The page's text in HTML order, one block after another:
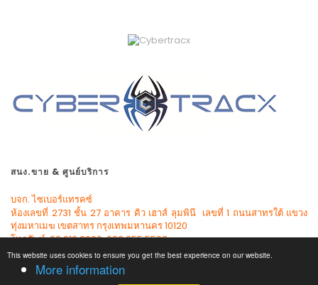
This website uses cookies to ensure you get the best experience on our website.
More information
สนง.ขาย & ศูนย์บริการ
บจก. ไซเบอร์แทรคซ์
ห้องเลขที่ 2731 ชั้น 27 อาคาร คิว เฮาส์ ลุมพินี เลขที่ 1 ถนนสาทรใต้ แขวง
ทุ่งมหาเมฆ เขตสาทร กรุงเทพมหานคร 10120
โทรศัพท์: 02.610.3600, 083.055.5503